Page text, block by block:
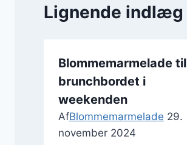
Lignende indlæg
Blommemarmelade til
brunchbordet i
weekenden
AfBlommemarmelade 29.
november 2024